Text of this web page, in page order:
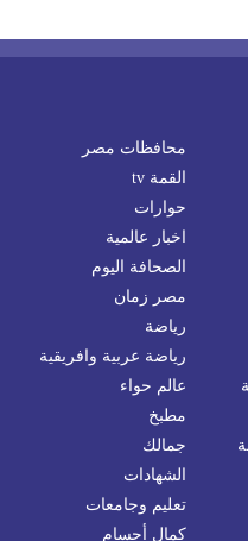
محافظات مصر
القمة tv
حوارات
اخبار عالمية
الصحافة اليوم
مصر زمان
رياضة
رياضة عربية وافريقية
عالم حواء
مطبخ
جمالك
الشهادات
تعليم وجامعات
كمال أجسام